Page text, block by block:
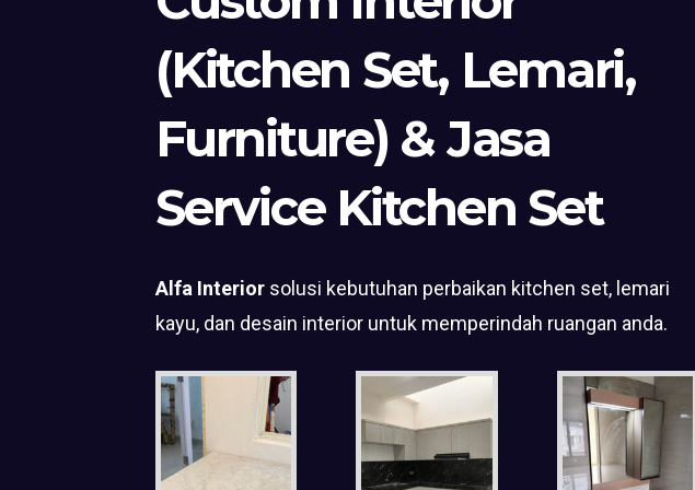
(Kitchen Set, Lemari,
Furniture) & Jasa
Service Kitchen Set
Alfa Interior solusi kebutuhan perbaikan kitchen set, lemari
kayu, dan desain interior untuk memperindah ruangan anda.